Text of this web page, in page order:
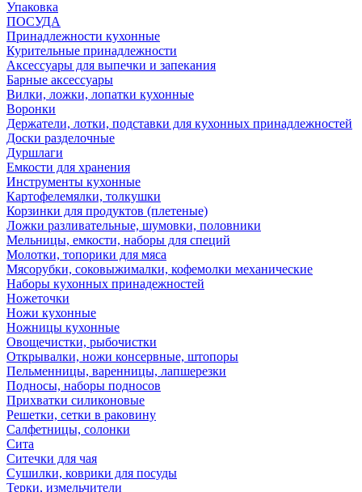
Упаковка
ПОСУДА
Принадлежности кухонные
Курительные принадлежности
Аксессуары для выпечки и запекания
Барные аксессуары
Вилки, ложки, лопатки кухонные
Воронки
Держатели, лотки, подставки для кухонных принадлежностей
Доски разделочные
Дуршлаги
Емкости для хранения
Инструменты кухонные
Картофелемялки, толкушки
Корзинки для продуктов (плетеные)
Ложки разливательные, шумовки, половники
Мельницы, емкости, наборы для специй
Молотки, топорики для мяса
Мясорубки, соковыжималки, кофемолки механические
Наборы кухонных принадежностей
Ножеточки
Ножи кухонные
Ножницы кухонные
Овощечистки, рыбочистки
Открывалки, ножи консервные, штопоры
Пельменницы, варенницы, лапшерезки
Подносы, наборы подносов
Прихватки силиконовые
Решетки, сетки в раковину
Салфетницы, солонки
Сита
Ситечки для чая
Сушилки, коврики для посуды
Терки, измельчители